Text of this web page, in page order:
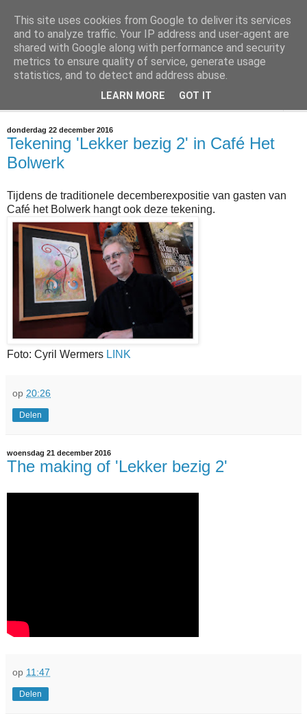
@marc_otte archive*
If you have nothing to do, don't do it here.
donderdag 22 december 2016
Tekening 'Lekker bezig 2' in Café Het
Bolwerk
Tijdens de traditionele decemberexpositie van gasten van
Café het Bolwerk hangt ook deze tekening.
Foto: Cyril Wermers LINK
op 20:26
Delen
woensdag 21 december 2016
The making of 'Lekker bezig 2'
op 11:47
Delen
This site uses cookies from Google to deliver its services
and to analyze traffic. Your IP address and user-agent are
shared with Google along with performance and security
metrics to ensure quality of service, generate usage
statistics, and to detect and address abuse.
LEARN MORE GOT IT